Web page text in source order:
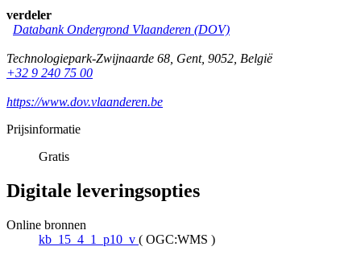
verdeler
Databank Ondergrond Vlaanderen (DOV)
Technologiepark-Zwijnaarde 68, Gent, 9052, België
+32 9 240 75 00
https://www.dov.vlaanderen.be
Prijsinformatie
Gratis
Digitale leveringsopties
Online bronnen
kb_15_4_1_p10_v ( OGC:WMS )